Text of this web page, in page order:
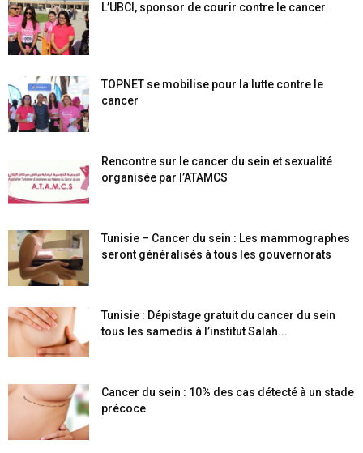
L’UBCI, sponsor de courir contre le cancer
TOPNET se mobilise pour la lutte contre le
cancer
Rencontre sur le cancer du sein et sexualité
organisée par l’ATAMCS
Tunisie – Cancer du sein : Les mammographes
seront généralisés à tous les gouvernorats
Tunisie : Dépistage gratuit du cancer du sein
tous les samedis à l’institut Salah...
Cancer du sein : 10% des cas détecté à un stade
précoce